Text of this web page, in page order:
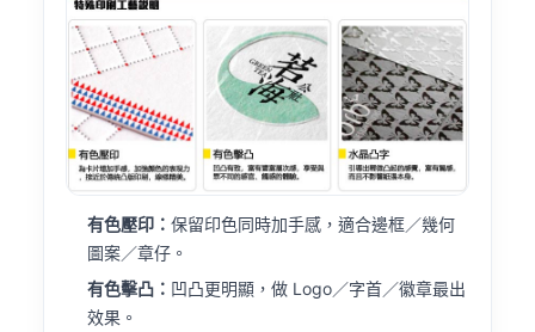
有色壓印： 保留印色同時加手感，適合邊框／幾何
圖案／章仔。
有色擊凸： 凹凸更明顯，做 Logo／字首／徽章最出
效果。